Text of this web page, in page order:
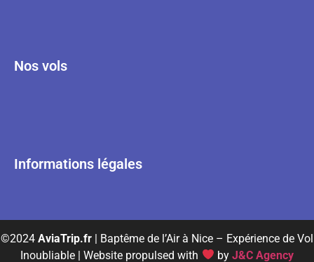
Nos vols
Informations légales
©2024 AviaTrip.fr | Baptême de l’Air à Nice – Expérience de Vol
Inoubliable | Website propulsed with
by J&C Agency